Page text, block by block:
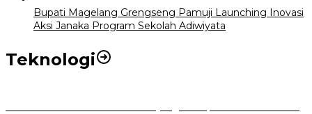
Bupati Magelang Grengseng Pamuji Launching Inovasi
Aksi Janaka Program Sekolah Adiwiyata
Teknologi